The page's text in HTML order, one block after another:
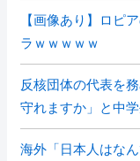
【画像あり】ロピ
ラｗｗｗｗｗ
反核団体の代表を
守れますか」と中
海外「日本人はな